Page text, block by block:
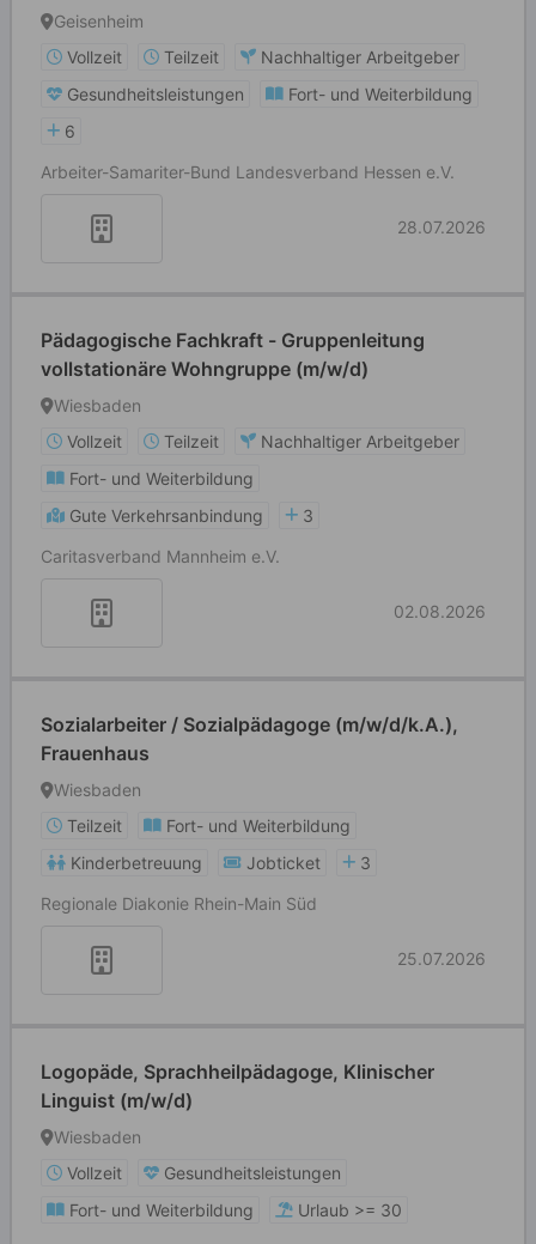
Geisenheim
Vollzeit
Teilzeit
Nachhaltiger Arbeitgeber
Gesundheitsleistungen
Fort- und Weiterbildung
6
Arbeiter-Samariter-Bund Landesverband Hessen e.V.
28.07.2026
Pädagogische Fachkraft - Gruppenleitung
vollstationäre Wohngruppe (m/w/d)
Wiesbaden
Vollzeit
Teilzeit
Nachhaltiger Arbeitgeber
Fort- und Weiterbildung
Gute Verkehrsanbindung
3
Caritasverband Mannheim e.V.
02.08.2026
Sozialarbeiter / Sozialpädagoge (m/w/d/k.A.),
Frauenhaus
Wiesbaden
Teilzeit
Fort- und Weiterbildung
Kinderbetreuung
Jobticket
3
Regionale Diakonie Rhein-Main Süd
25.07.2026
Logopäde, Sprachheilpädagoge, Klinischer
Linguist (m/w/d)
Wiesbaden
Vollzeit
Gesundheitsleistungen
Fort- und Weiterbildung
Urlaub >= 30